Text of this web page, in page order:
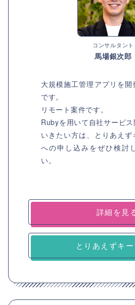
コンサルタント
馬場銀次郎
大規模施工管理アプリを開
です。
リモート案件です。
Rubyを用いて自社サービ
いきたい方は、とりあえず
への申し込みをぜひ検討
い。
詳細を見
とりあえずキ